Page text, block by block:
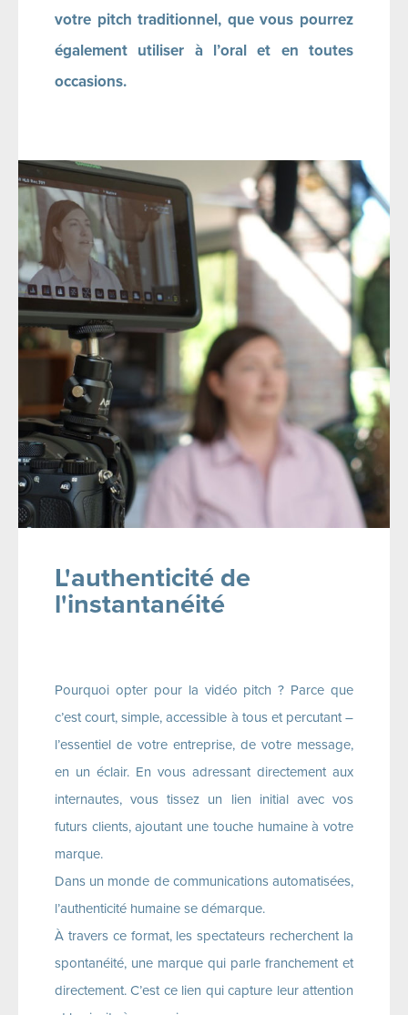
votre pitch traditionnel, que vous pourrez
également utiliser à l’oral et en toutes
occasions.
L'authenticité de
l'instantanéité
Pourquoi opter pour la vidéo pitch ? Parce que
c’est court, simple, accessible à tous et percutant –
l’essentiel de votre entreprise, de votre message,
en un éclair. En vous adressant directement aux
internautes, vous tissez un lien initial avec vos
futurs clients, ajoutant une touche humaine à votre
marque.
Dans un monde de communications automatisées,
l’authenticité humaine se démarque.
À travers ce format, les spectateurs recherchent la
spontanéité, une marque qui parle franchement et
directement. C’est ce lien qui capture leur attention